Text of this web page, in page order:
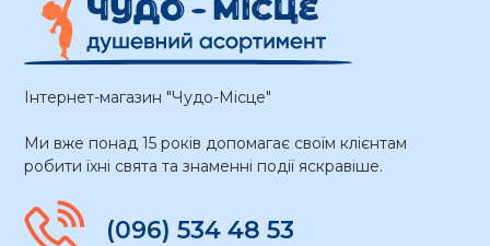
Інтернет-магазин "Чудо-Місце"
Ми вже понад 15 років допомагає своїм клієнтам
робити їхні свята та знаменні події яскравіше.
(096) 534 48 53